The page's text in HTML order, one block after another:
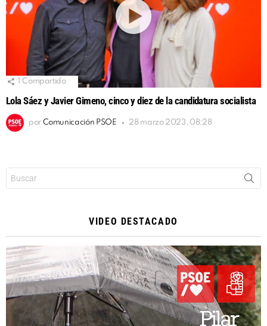
Compartido
Lola Sáez y Javier Gimeno, cinco y diez de la candidatura socialista
por Comunicación PSOE 28 marzo 2023, 08:28
VIDEO DESTACADO
Reproductor
de
vídeo